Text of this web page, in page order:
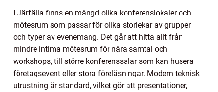
I Järfälla finns en mängd olika konferenslokaler och
mötesrum som passar för olika storlekar av grupper
och typer av evenemang. Det går att hitta allt från
mindre intima mötesrum för nära samtal och
workshops, till större konferenssalar som kan husera
företagsevent eller stora föreläsningar. Modern teknisk
utrustning är standard, vilket gör att presentationer,